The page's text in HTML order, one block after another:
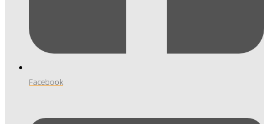
Facebook